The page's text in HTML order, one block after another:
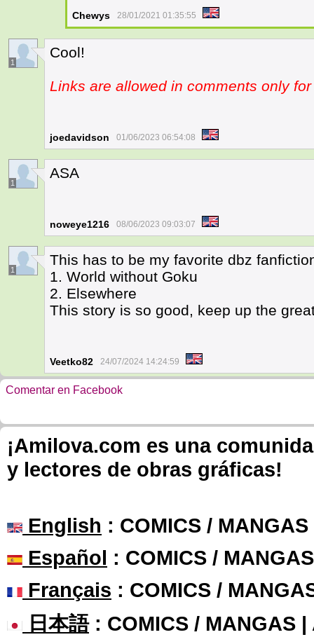
Chewys 28/01/2021 01:35:55
1
Cool!
Links are allowed in comments only
joedavidson 01/06/2023 06:54:08
1
ASA
noweye1216 08/06/2023 09:03:07
1
This has to be my favorite dbz
1. World without Goku
2. Elsewhere
This story is so good, keep up the
Veetko82 24/07/2024 14:24:59
Comentar en Facebook
¡Amilova.com es una
y lectores de obras gráficas!
English : COMICS /
Español : COMICS /
Français : COMICS /
日本語: COMICS / MANGAS |